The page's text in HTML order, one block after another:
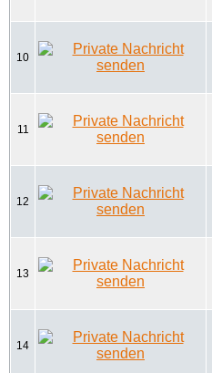
10
11
12
13
14